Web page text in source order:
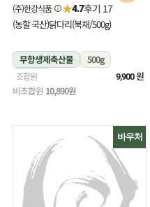
(주)한강식품 ★4.7후기 17
(농할 국산)닭다리(북채/500g)
무항생제축산물
500g
냉장
조합원 9,900원
비조합원 10,890원
바우처